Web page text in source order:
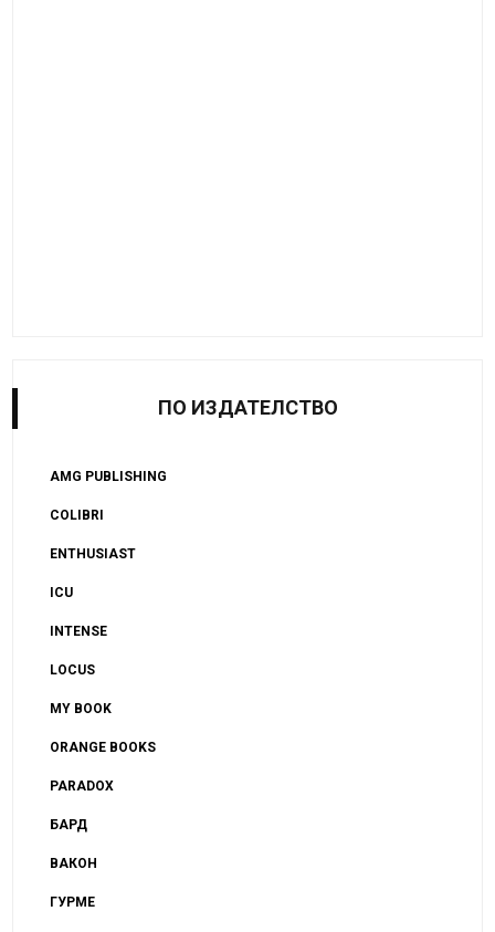
ПО ИЗДАТЕЛСТВО
AMG PUBLISHING
COLIBRI
ENTHUSIAST
ICU
INTENSE
LOCUS
MY BOOK
ORANGE BOOKS
PARADOX
БАРД
ВАКОН
ГУРМЕ